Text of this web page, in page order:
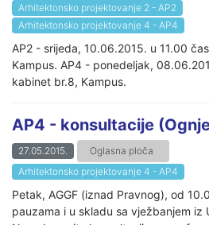
Arhitektonsko projektovanje 2 - AP2
Arhitektonsko projektovanje 4 - AP4
AP2 - srijeda, 10.06.2015. u 11.00
Kampus. AP4 - ponedeljak,
kabinet br.8, Kampus.
AP4 - konsultacije
27.05.2015.
Oglasna ploča
Arhitektonsko projektovanje 4 - AP4
Petak, AGGF (iznad Pravnog), od
pauzama i u skladu sa vježbanjem iz